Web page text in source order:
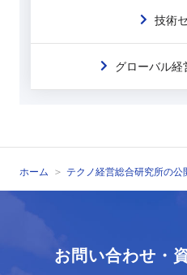
技術
グローバル経
ホーム テクノ経営総合研究所の公
お問い合わせ・